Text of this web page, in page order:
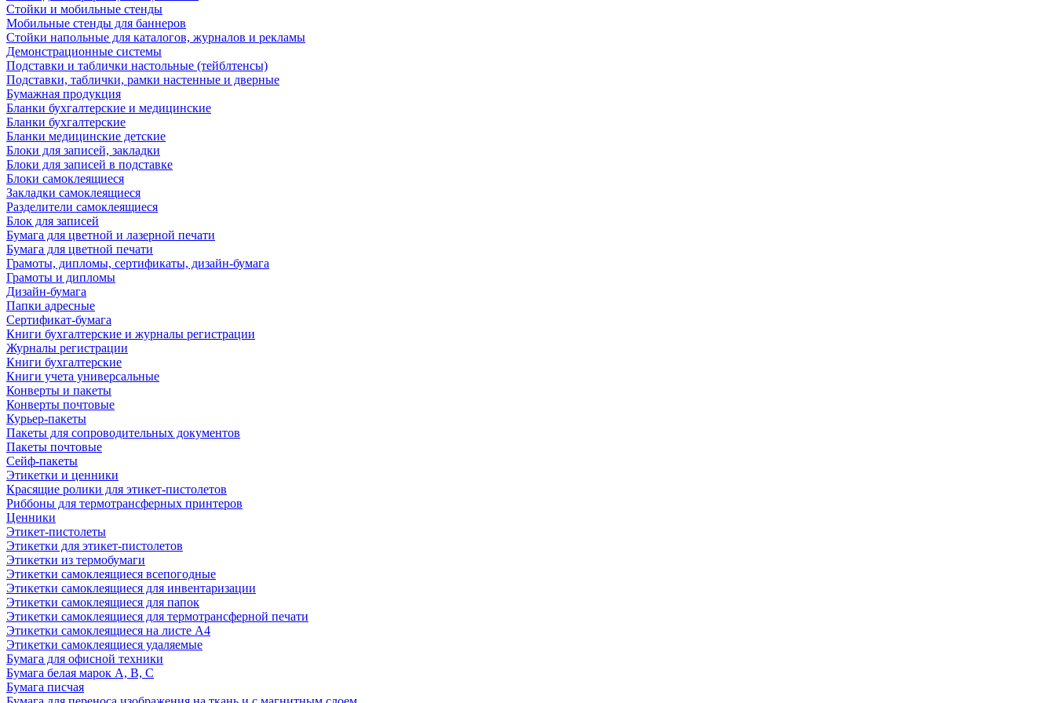
Стойки и мобильные стенды
Мобильные стенды для баннеров
Стойки напольные для каталогов, журналов и рекламы
Демонстрационные системы
Подставки и таблички настольные (тейблтенсы)
Подставки, таблички, рамки настенные и дверные
Бумажная продукция
Бланки бухгалтерские и медицинские
Бланки бухгалтерские
Бланки медицинские детские
Блоки для записей, закладки
Блоки для записей в подставке
Блоки самоклеящиеся
Закладки самоклеящиеся
Разделители самоклеящиеся
Блок для записей
Бумага для цветной и лазерной печати
Бумага для цветной печати
Грамоты, дипломы, сертификаты, дизайн-бумага
Грамоты и дипломы
Дизайн-бумага
Папки адресные
Сертификат-бумага
Книги бухгалтерские и журналы регистрации
Журналы регистрации
Книги бухгалтерские
Книги учета универсальные
Конверты и пакеты
Конверты почтовые
Курьер-пакеты
Пакеты для сопроводительных документов
Пакеты почтовые
Сейф-пакеты
Этикетки и ценники
Красящие ролики для этикет-пистолетов
Риббоны для термотрансферных принтеров
Ценники
Этикет-пистолеты
Этикетки для этикет-пистолетов
Этикетки из термобумаги
Этикетки самоклеящиеся всепогодные
Этикетки самоклеящиеся для инвентаризации
Этикетки самоклеящиеся для папок
Этикетки самоклеящиеся для термотрансферной печати
Этикетки самоклеящиеся на листе А4
Этикетки самоклеящиеся удаляемые
Бумага для офисной техники
Бумага белая марок А, В, С
Бумага писчая